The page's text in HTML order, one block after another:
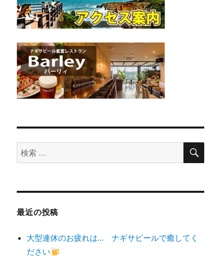
検
索
象:
検
最近の投稿
大型連休のお疲れは… ナギサビールで癒してく
ださい